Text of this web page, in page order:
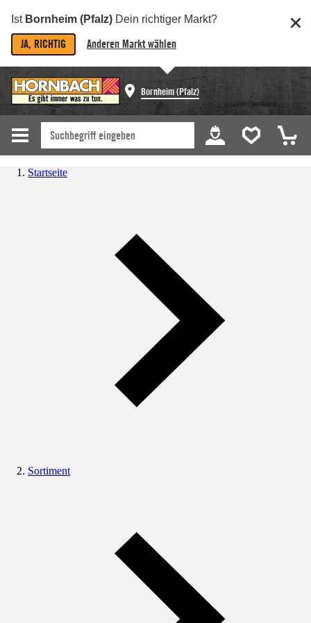
Ist Bornheim (Pfalz) Dein richtiger Markt?
JA, RICHTIG Anderen Markt wählen
Bornheim (Pfalz)
Startseite
Sortiment